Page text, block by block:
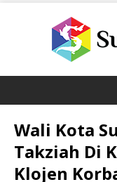
Wali Kota
Takziah Di
Klojen